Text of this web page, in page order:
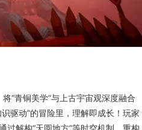
“青铜美学”与上古宇宙观深度融合
驱动”的冒险里，理解即成长！玩家